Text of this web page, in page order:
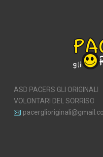
ASD PACERS GLI ORIGINALI
VOLONTARI DEL SORRISO